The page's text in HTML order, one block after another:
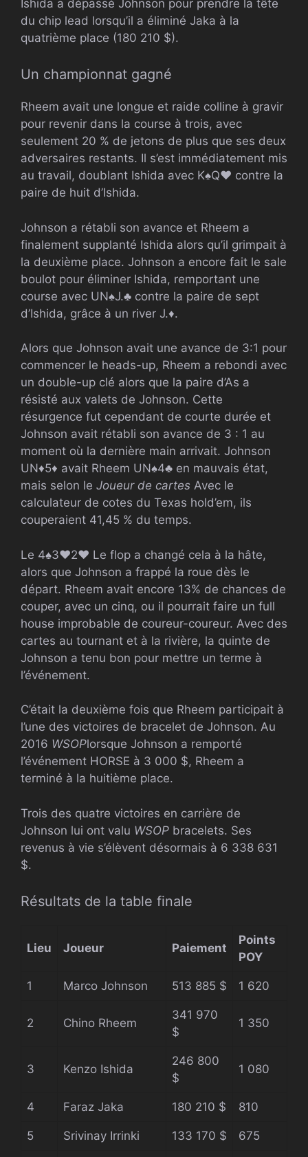
Ishida a dépassé Johnson pour prendre la tête
du chip lead lorsqu’il a éliminé Jaka à la
quatrième place (180 210 $).
Un championnat gagné
Rheem avait une longue et raide colline à gravir
pour revenir dans la course à trois, avec
seulement 20 % de jetons de plus que ses deux
adversaires restants. Il s’est immédiatement mis
au travail, doublant Ishida avec K♠Q♥ contre la
paire de huit d’Ishida.
Johnson a rétabli son avance et Rheem a
finalement supplanté Ishida alors qu’il grimpait à
la deuxième place. Johnson a encore fait le sale
boulot pour éliminer Ishida, remportant une
course avec UN♠J.♣ contre la paire de sept
d’Ishida, grâce à un river J.♦.
Alors que Johnson avait une avance de 3:1 pour
commencer le heads-up, Rheem a rebondi avec
un double-up clé alors que la paire d’As a
résisté aux valets de Johnson. Cette
résurgence fut cependant de courte durée et
Johnson avait rétabli son avance de 3 : 1 au
moment où la dernière main arrivait. Johnson
UN♦5♦ avait Rheem UN♠4♣ en mauvais état,
mais selon le Joueur de cartes Avec le
calculateur de cotes du Texas hold’em, ils
couperaient 41,45 % du temps.
Le 4♠3♥2♥ Le flop a changé cela à la hâte,
alors que Johnson a frappé la roue dès le
départ. Rheem avait encore 13% de chances de
couper, avec un cinq, ou il pourrait faire un full
house improbable de coureur-coureur. Avec des
cartes au tournant et à la rivière, la quinte de
Johnson a tenu bon pour mettre un terme à
l’événement.
C’était la deuxième fois que Rheem participait à
l’une des victoires de bracelet de Johnson. Au
2016 WSOPlorsque Johnson a remporté
l’événement HORSE à 3 000 $, Rheem a
terminé à la huitième place.
Trois des quatre victoires en carrière de
Johnson lui ont valu WSOP bracelets. Ses
revenus à vie s’élèvent désormais à 6 338 631
$.
Résultats de la table finale
Lieu Joueur Paiement
Points
POY
1 Marco Johnson 513 885 $ 1 620
2 Chino Rheem
341 970
$
1 350
3 Kenzo Ishida
246 800
$
1 080
4 Faraz Jaka 180 210 $ 810
5 Srivinay Irrinki 133 170 $ 675